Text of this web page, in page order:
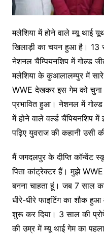
मलेशिया में होने वाले म्यू थाई
खिलाड़ी का चयन हुआ है। 13
नेशनल चैम्पियनशिप में गोल्ड
मलेशिया के कुआलालम्पुर में
WWE देखकर इस गेम को
प्रभावित हुआ। नेशनल में
में होने वाले वर्ल्ड चैंपियनशिप में
पढ़िए युवराज की कहानी उसी
मैं जगदलपुर के दीप्ति कॉन्वेंट
पिता कांट्रेक्टर हैं। मुझे
बनना चाहता हूं। जब 7 साल
धीरे-धीरे फाइटिंग का शौक
शुरू कर दिया। 3 साल की
की उम्र में म्यू थाई गेम का